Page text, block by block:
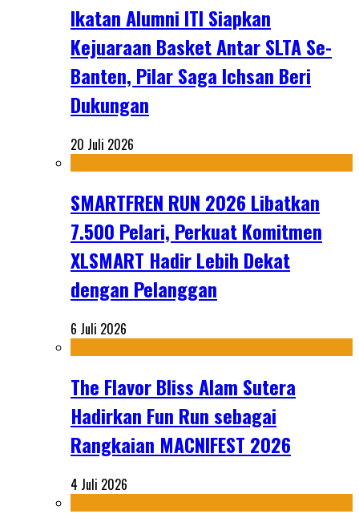
Ikatan Alumni ITI Siapkan
Kejuaraan Basket Antar SLTA Se-
Banten, Pilar Saga Ichsan Beri
Dukungan
20 Juli 2026
SMARTFREN RUN 2026 Libatkan
7.500 Pelari, Perkuat Komitmen
XLSMART Hadir Lebih Dekat
dengan Pelanggan
6 Juli 2026
The Flavor Bliss Alam Sutera
Hadirkan Fun Run sebagai
Rangkaian MACNIFEST 2026
4 Juli 2026